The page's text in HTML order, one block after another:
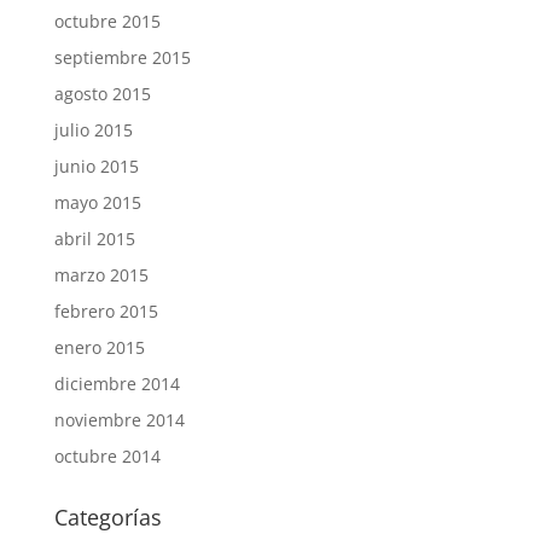
octubre 2015
septiembre 2015
agosto 2015
julio 2015
junio 2015
mayo 2015
abril 2015
marzo 2015
febrero 2015
enero 2015
diciembre 2014
noviembre 2014
octubre 2014
Categorías